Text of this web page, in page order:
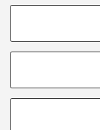
COOKIE DI
Si tratta di cookie
navigazione degli
Mostra cookie di
Impostazioni
Informativa
Condizioni